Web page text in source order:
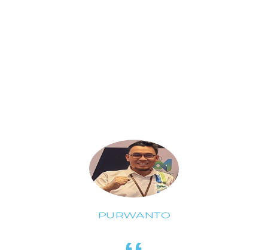
Koordinasi dan komunikasi adalah kunci
utama yang selama ini telah terjalin
dengan baik antara Telkom DES dengan
ISH, sehingga dapat memberikan
pelayanan yang terbaik bagi para pekerja.